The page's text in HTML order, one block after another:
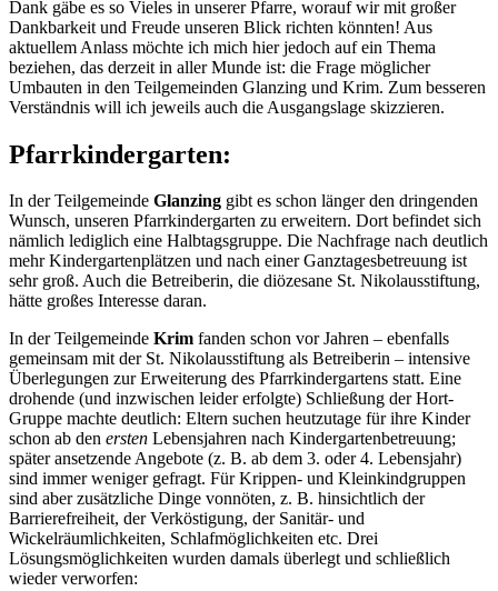
Dank gäbe es so Vieles in unserer Pfarre, worauf wir mit großer
Dankbarkeit und Freude unseren Blick richten könnten! Aus
aktuellem Anlass möchte ich mich hier jedoch auf ein Thema
beziehen, das derzeit in aller Munde ist: die Frage möglicher
Umbauten in den Teilgemeinden Glanzing und Krim. Zum besseren
Verständnis will ich jeweils auch die Ausgangslage skizzieren.
Pfarrkindergarten:
In der Teilgemeinde Glanzing gibt es schon länger den dringenden
Wunsch, unseren Pfarrkindergarten zu erweitern. Dort befindet sich
nämlich lediglich eine Halbtagsgruppe. Die Nachfrage nach deutlich
mehr Kindergartenplätzen und nach einer Ganztagesbetreuung ist
sehr groß. Auch die Betreiberin, die diözesane St. Nikolausstiftung,
hätte großes Interesse daran.
In der Teilgemeinde Krim fanden schon vor Jahren – ebenfalls
gemeinsam mit der St. Nikolausstiftung als Betreiberin – intensive
Überlegungen zur Erweiterung des Pfarrkindergartens statt. Eine
drohende (und inzwischen leider erfolgte) Schließung der Hort-
Gruppe machte deutlich: Eltern suchen heutzutage für ihre Kinder
schon ab den ersten Lebensjahren nach Kindergartenbetreuung;
später ansetzende Angebote (z. B. ab dem 3. oder 4. Lebensjahr)
sind immer weniger gefragt. Für Krippen- und Kleinkindgruppen
sind aber zusätzliche Dinge vonnöten, z. B. hinsichtlich der
Barrierefreiheit, der Verköstigung, der Sanitär- und
Wickelräumlichkeiten, Schlafmöglichkeiten etc. Drei
Lösungsmöglichkeiten wurden damals überlegt und schließlich
wieder verworfen: